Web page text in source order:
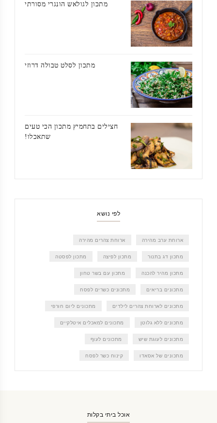
מתכון לגולאש הונגרי מסורתי
מתכון לסלט טבולה דרוזי
חצילים בתחמיץ מתכון הכי טעים
שתאכלו!
לפי נושא
ארוחת ערב מהירה ארוחת צהרים מהירה
מתכון דג בתנור מתכון לפיצה מתכון לפסטה
מתכון מהיר להכנה מתכון עם בשר טחון
מתכונים בריאים מתכונים כשרים לפסח
מתכונים לארוחת צהרים לילדים מתכונים ליום חורפי
מתכונים ללא גלוטן מתכונים למאכלים איטלקיים
מתכונים לעוגת שיש מתכונים לעוף
מתכונים של אסאדו קינוח כשר לפסח
אוכל ביתי בקלות